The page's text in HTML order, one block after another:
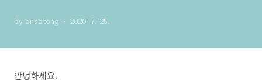
by onsotong 2020. 7. 25.
안녕하세요.